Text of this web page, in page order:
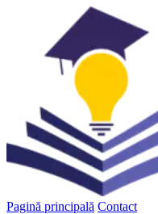
Pagină principală Contact